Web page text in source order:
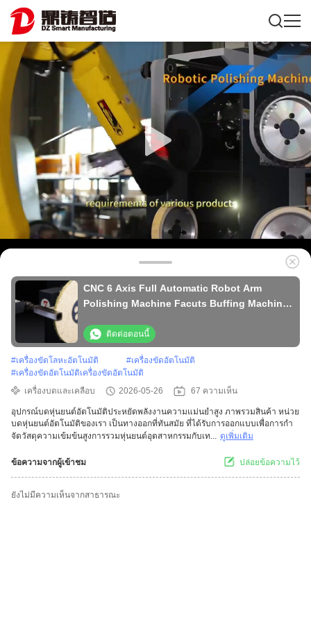
CNC 6 Axis Full Automatic Robot Arm
Polishing Machine Facuts Buffing Machine
ติดต่อตอนนี้
#เครื่องขัดโลหะอัตโนมัติ #เครื่องขัดอัตโนมัติ
#เครื่องขัดอัตโนมัติเครื่องขัดอัตโนมัติ
เครื่องบดและเคลือบ
2026-05-26 67 ความเห็น
อุปกรณ์บดหุ่นยนต์อัตโนมัติประหยัดพลังงานความแม่นยําสูง ภาพรวมสินค้า หน่วย
บดหุ่นยนต์อัตโนมัติของเรา เป็นทางออกที่ทันสมัย ที่ได้รับการออกแบบเพื่อการกํา
จัดวัสดุความเข้มข้นสูงการรวมหุ่นยนต์อุตสาหกรรมกับเท... ดูเพิ่มเติม
ข้อความจากผู้เข้าชม ปล่อยข้อความไว้
ยังไม่มีความเห็นจากสาธารณะ